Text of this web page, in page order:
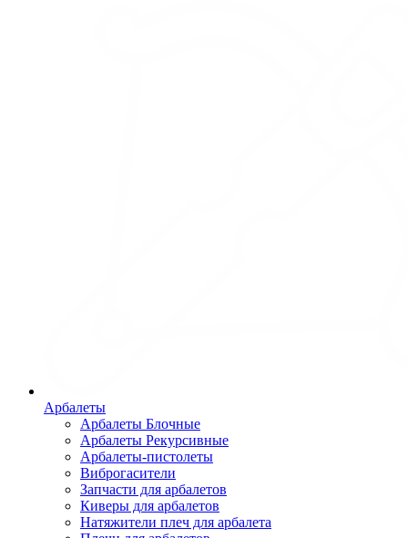
Арбалеты
Арбалеты Блочные
Арбалеты Рекурсивные
Арбалеты-пистолеты
Виброгасители
Запчасти для арбалетов
Киверы для арбалетов
Натяжители плеч для арбалета